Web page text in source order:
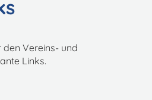
Vereins- und
Links.